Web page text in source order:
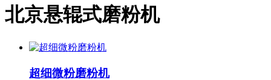
北京悬辊式磨粉机
超细微粉磨粉机